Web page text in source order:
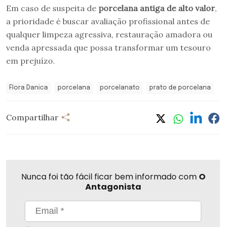
Em caso de suspeita de porcelana antiga de alto valor,
a prioridade é buscar avaliação profissional antes de
qualquer limpeza agressiva, restauração amadora ou
venda apressada que possa transformar um tesouro
em prejuízo.
Flora Danica porcelana porcelanato prato de porcelana
Compartilhar
Nunca foi tão fácil ficar bem informado com O
Antagonista